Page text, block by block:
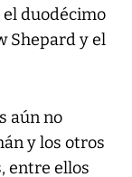
duodécimo
Shepard y el
aún no
y los otros
entre ellos